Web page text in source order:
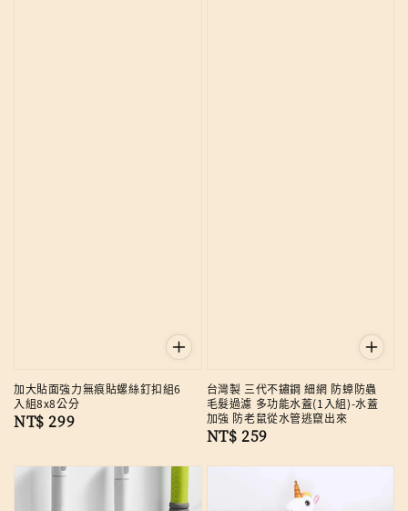
加大貼面強力無痕貼螺絲釘扣組6
入組8x8公分
Regular
NT$ 299
台灣製 三代不鏽鋼 細網 防蟑防蟲
毛髮過濾 多功能水蓋(1入組)-水蓋
加強 防老鼠從水管逃竄出來
Regular
NT$ 259